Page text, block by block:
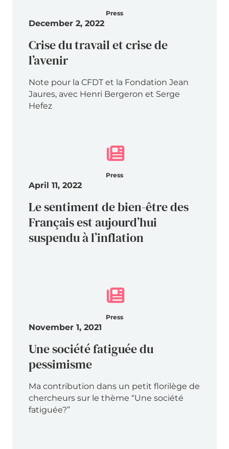
Press
December 2, 2022
Crise du travail et crise de
l’avenir
Note pour la CFDT et la Fondation Jean
Jaures, avec Henri Bergeron et Serge
Hefez
Press
April 11, 2022
Le sentiment de bien-être des
Français est aujourd’hui
suspendu à l’inflation
Press
November 1, 2021
Une société fatiguée du
pessimisme
Ma contribution dans un petit florilège de
chercheurs sur le thème “Une société
fatiguée?”